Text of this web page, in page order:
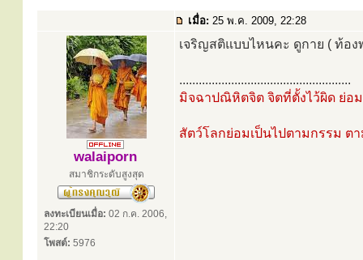
เมื่อ: 25 พ.ค. 2009, 22:28
walaiporn
สมาชิกระดับสูงสุด
ลงทะเบียนเมื่อ: 02 ก.ค. 2006,
22:20
โพสต์: 5976
เจริญสติแบบไหนคะ ดูกาย ( ท้อ
.....................................................
มิจฉาปณิหิตจิต จิตที่ตั้งไว้ผิด ย่อ
สัตว์โลกย่อมเป็นไปตามกรรม ต